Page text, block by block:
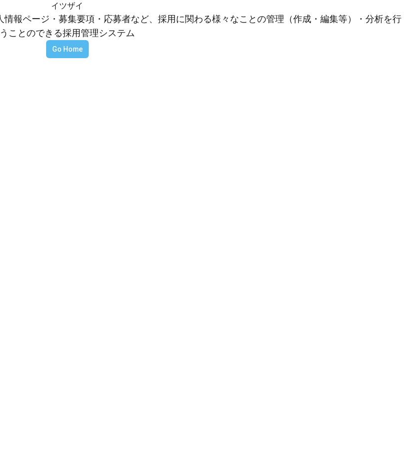
イツザイ
報ページ・募集要項・応募者など、採用に関わる様々なことの管理（作成・編集等）・分析を行
うことのできる採用管理システム
Go Home